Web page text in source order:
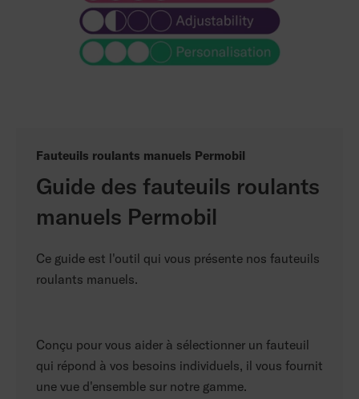
Fauteuils roulants manuels Permobil
Guide des fauteuils roulants
manuels Permobil
Ce guide est l'outil qui vous présente nos fauteuils
roulants manuels.
Conçu pour vous aider à sélectionner un fauteuil
qui répond à vos besoins individuels, il vous fournit
une vue d'ensemble sur notre gamme.